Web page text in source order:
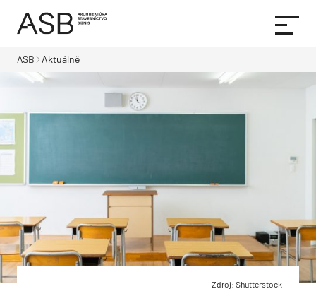
ASB Aktuálně
Zdroj: Shutterstock